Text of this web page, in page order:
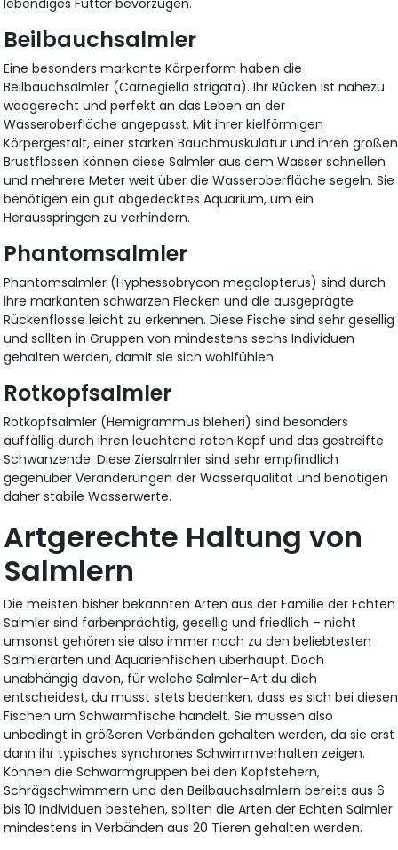
Beilbauchsalmler
Eine besonders markante Körperform haben die
Beilbauchsalmler (Carnegiella strigata). Ihr Rücken ist nahezu
waagerecht und perfekt an das Leben an der
Wasseroberfläche angepasst. Mit ihrer kielförmigen
Körpergestalt, einer starken Bauchmuskulatur und ihren großen
Brustflossen können diese Salmler aus dem Wasser schnellen
und mehrere Meter weit über die Wasseroberfläche segeln. Sie
benötigen ein gut abgedecktes Aquarium, um ein
Herausspringen zu verhindern.
Phantomsalmler
Phantomsalmler (Hyphessobrycon megalopterus) sind durch
ihre markanten schwarzen Flecken und die ausgeprägte
Rückenflosse leicht zu erkennen. Diese Fische sind sehr gesellig
und sollten in Gruppen von mindestens sechs Individuen
gehalten werden, damit sie sich wohlfühlen.
Rotkopfsalmler
Rotkopfsalmler (Hemigrammus bleheri) sind besonders
auffällig durch ihren leuchtend roten Kopf und das gestreifte
Schwanzende. Diese Ziersalmler sind sehr empfindlich
gegenüber Veränderungen der Wasserqualität und benötigen
daher stabile Wasserwerte.
Artgerechte Haltung von
Salmlern
Die meisten bisher bekannten Arten aus der Familie der Echten
Salmler sind farbenprächtig, gesellig und friedlich – nicht
umsonst gehören sie also immer noch zu den beliebtesten
Salmlerarten und Aquarienfischen überhaupt. Doch
unabhängig davon, für welche Salmler-Art du dich
entscheidest, du musst stets bedenken, dass es sich bei diesen
Fischen um Schwarmfische handelt. Sie müssen also
unbedingt in größeren Verbänden gehalten werden, da sie erst
dann ihr typisches synchrones Schwimmverhalten zeigen.
Können die Schwarmgruppen bei den Kopfstehern,
Schrägschwimmern und den Beilbauchsalmlern bereits aus 6
bis 10 Individuen bestehen, sollten die Arten der Echten Salmler
mindestens in Verbänden aus 20 Tieren gehalten werden.